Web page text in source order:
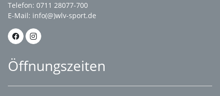
Telefon: 0711 28077-700
E-Mail: info(@)wlv-sport.de
Öffnungszeiten